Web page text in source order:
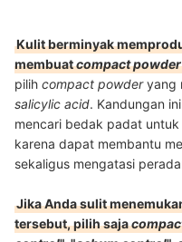
Kulit berminyak
membuatcompact powder
pilih compact powderyang
salicylic acid. Kandungan
mencari bedak padat
karena dapat membantu
sekaligus mengatasi
Jika Anda sulit
tersebut, pilih saja